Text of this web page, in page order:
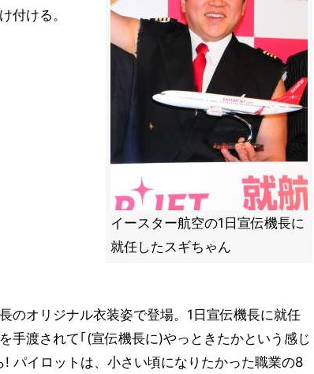
イースター航空の1日宣伝機長に
就任したスギちゃん
付ける。
のオリジナル衣装姿で登場。1日宣伝機長に就任
手渡されて｢(宣伝機長に)やっときたかという感じ
パイロットは、小さい頃になりたかった職業の8